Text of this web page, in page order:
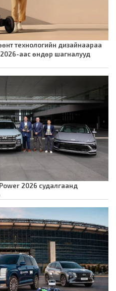
технологийн дизайнаараа
аас өндөр шагналууд
2026 судалгаанд